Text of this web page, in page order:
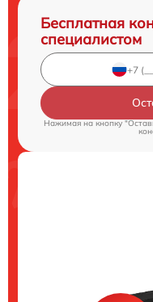
Бесплатная
специалистом
Нажимая на кнопку